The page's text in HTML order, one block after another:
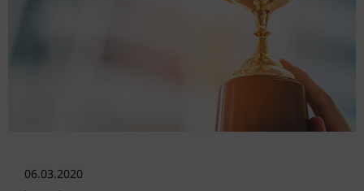
06.03.2020